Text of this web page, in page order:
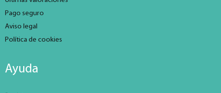
Pago seguro
Aviso legal
Política de cookies
Ayuda